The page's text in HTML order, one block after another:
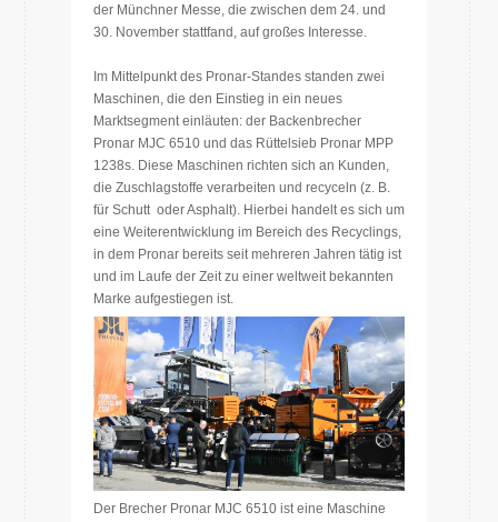
der Münchner Messe, die zwischen dem 24. und
30. November stattfand, auf großes Interesse.
Im Mittelpunkt des Pronar-Standes standen zwei
Maschinen, die den Einstieg in ein neues
Marktsegment einläuten: der Backenbrecher
Pronar MJC 6510 und das Rüttelsieb Pronar MPP
1238s. Diese Maschinen richten sich an Kunden,
die Zuschlagstoffe verarbeiten und recyceln (z. B.
für Schutt oder Asphalt). Hierbei handelt es sich um
eine Weiterentwicklung im Bereich des Recyclings,
in dem Pronar bereits seit mehreren Jahren tätig ist
und im Laufe der Zeit zu einer weltweit bekannten
Marke aufgestiegen ist.
Der Brecher Pronar MJC 6510 ist eine Maschine